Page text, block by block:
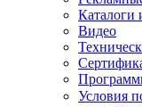
Каталоги
Видео
Условия